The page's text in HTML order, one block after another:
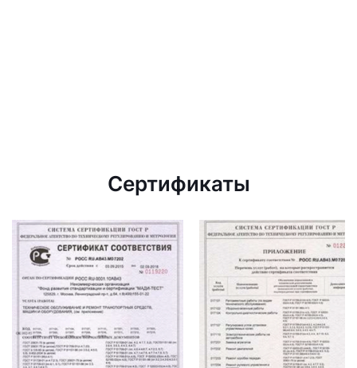
Сертификаты